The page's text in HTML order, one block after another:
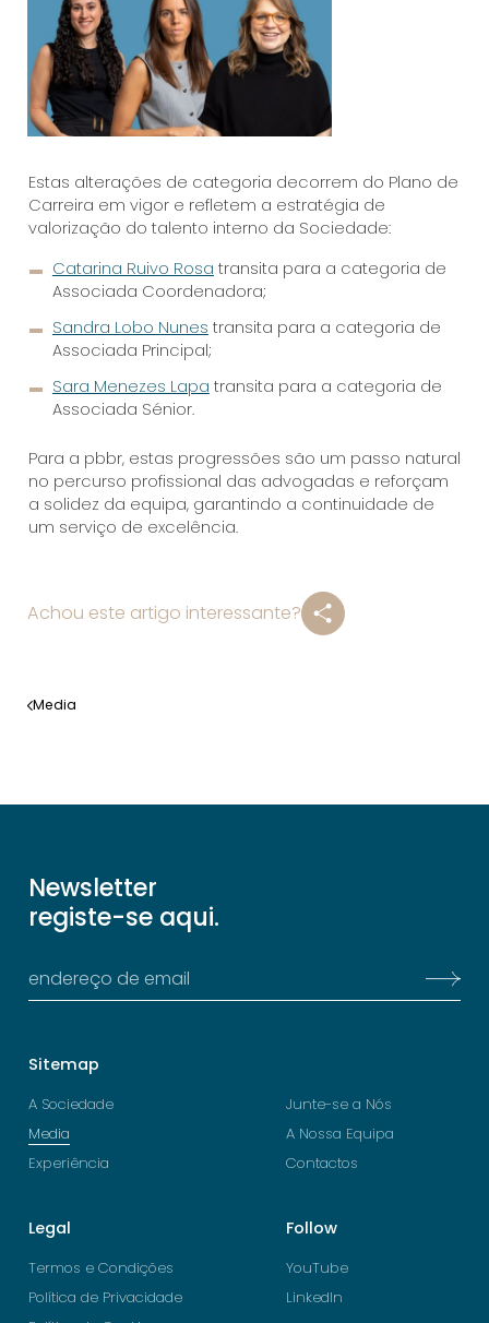
Estas alterações de categoria decorrem do Plano de
Carreira em vigor e refletem a estratégia de
valorização do talento interno da Sociedade:
Catarina Ruivo Rosa transita para a categoria de
Associada Coordenadora;
Sandra Lobo Nunes transita para a categoria de
Associada Principal;
Sara Menezes Lapa transita para a categoria de
Associada Sénior.
Para a pbbr, estas progressões são um passo natural
no percurso profissional das advogadas e reforçam
a solidez da equipa, garantindo a continuidade de
um serviço de excelência.
Achou este artigo interessante?
Media
Newsletter
registe-se aqui.
Sitemap
A Sociedade
Media
Experiência
Junte-se a Nós
A Nossa Equipa
Contactos
Legal
Termos e Condições
Política de Privacidade
Follow
YouTube
LinkedIn